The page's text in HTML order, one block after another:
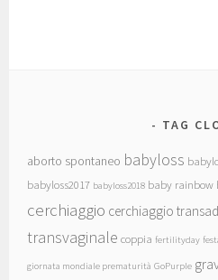
TAG
aborto spontaneo babyloss
babyloss2017 babyloss2018 baby rainbow
cerchiaggio cerchiaggio
transvaginale coppia fertilityday
giornata mondiale prematurità GoPurple